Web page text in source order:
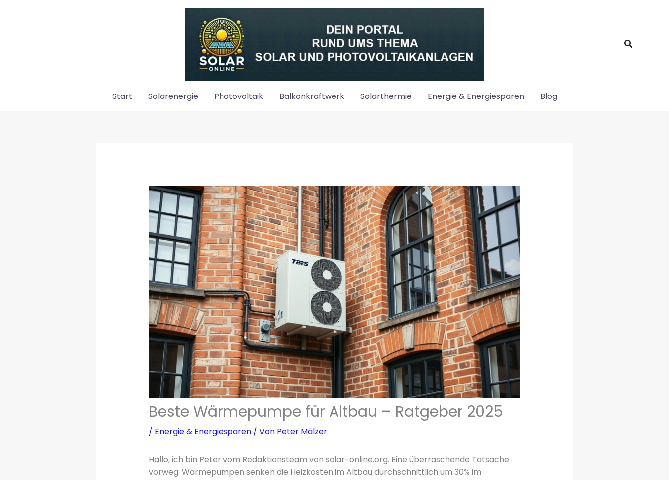
Suchen
Start Solarenergie Photovoltaik Balkonkraftwerk Solarthermie Energie & Energiesparen Blog
Beste Wärmepumpe für Altbau – Ratgeber 2025
/ Energie & Energiesparen/ Von Peter Mälzer
Hallo, ich bin Peter vom Redaktionsteam von solar-online.org. Eine überraschende Tatsache
vorweg: Wärmepumpen senken die Heizkosten im Altbau durchschnittlich um 30% im